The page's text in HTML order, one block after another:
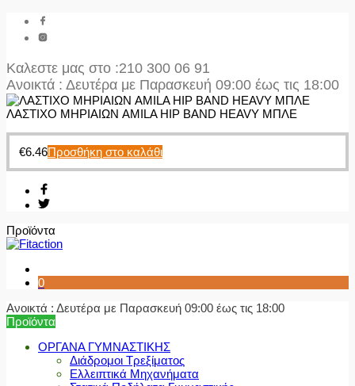
Καλεστε μας στο :210 300 06 91
Ανοικτά : Δευτέρα με Παρασκευή 09:00 έως τις 18:00
ΛΑΣΤΙΧΟ ΜΗΡΙΑΙΩΝ AMILA HIP BAND HEAVY ΜΠΛΕ
€6.46Προσθήκη στο καλάθι
Προϊόντα
0
Ανοικτά : Δευτέρα με Παρασκευή 09:00 έως τις 18:00
Προϊόντα
ΟΡΓΑΝΑ ΓΥΜΝΑΣΤΙΚΗΣ
Διάδρομοι Τρεξίματος
Ελλειπτικά Μηχανήματα